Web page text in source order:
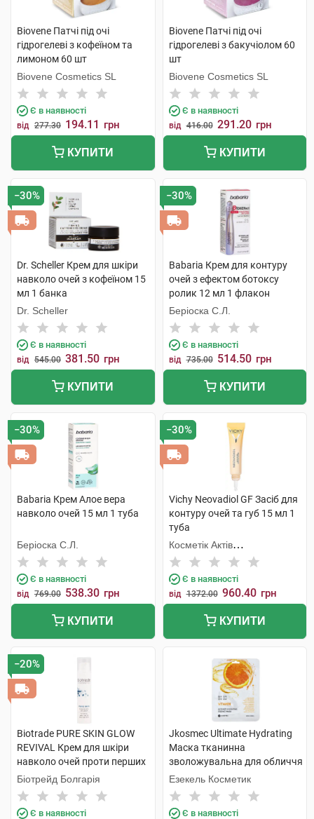
Biovene Патчі під очі
гідрогелеві з кофеїном та
лимоном 60 шт
Biovene Cosmetics SL
Є в наявності
від 277.30 194.11 грн
КУПИТИ
Biovene Патчі під очі
гідрогелеві з бакучіолом 60
шт
Biovene Cosmetics SL
Є в наявності
від 416.00 291.20 грн
КУПИТИ
−30%
Dr. Scheller Крем для шкіри
навколо очей з кофеїном 15
мл 1 банка
Dr. Scheller
Є в наявності
від 545.00 381.50 грн
КУПИТИ
−30%
Babaria Крем для контуру
очей з ефектом ботоксу
ролик 12 мл 1 флакон
Беріоска С.Л.
Є в наявності
від 735.00 514.50 грн
КУПИТИ
−30%
Babaria Крем Aлое вера
навколо очей 15 мл 1 туба
Беріоска С.Л.
Є в наявності
від 769.00 538.30 грн
КУПИТИ
−30%
Vichy Neovadiol GF Засіб для
контуру очей та губ 15 мл 1
туба
Косметік Актів
Інтернаціональ
Є в наявності
від 1372.00 960.40 грн
КУПИТИ
−20%
Biotrade PURE SKIN GLOW
REVIVAL Крем для шкіри
навколо очей проти перших
ознак старіння і темних кіл
15 мл 1 флакон
Біотрейд Болгарія
Є в наявності
Jkosmec Ultimate Hydrating
Маска тканинна
зволожувальна для обличчя
з вітамінами 25 мл 1 шт
Езекель Косметик
Є в наявності